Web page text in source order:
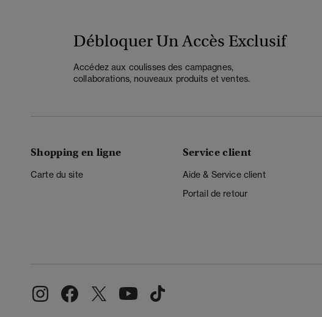
Débloquer Un Accès Exclusif
Accédez aux coulisses des campagnes,
collaborations, nouveaux produits et ventes.
Shopping en ligne
Carte du site
Service client
Aide & Service client
Portail de retour